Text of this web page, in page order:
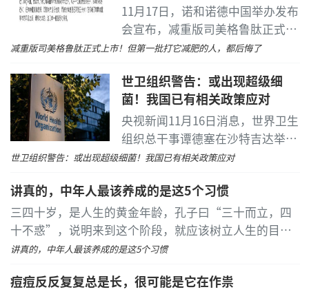
11月17日，诺和诺德中国举办发布
会宣布，减重版司美格鲁肽正式在
国内上市。...[详细]
减重版司美格鲁肽正式上市！但第一批打它减肥的人，都后悔了
世卫组织警告：或出现超级细
菌！我国已有相关政策应对
央视新闻11月16日消息，世界卫生
组织总干事谭德塞在沙特吉达举行
的第四届全球高级别抗微生物药物
物药物耐药性正在威胁人类所依赖
的药物治疗效果。 ...[详细]
世卫组织警告：或出现超级细菌！我国已有相关政策应对
讲真的，中年人最该养成的是这5个习惯
三四十岁，是人生的黄金年龄，孔子曰“三十而立，四
十不惑”，说明来到这个阶段，就应该树立人生的目
标。... [详细]
讲真的，中年人最该养成的是这5个习惯
痘痘反反复复总是长，很可能是它在作祟